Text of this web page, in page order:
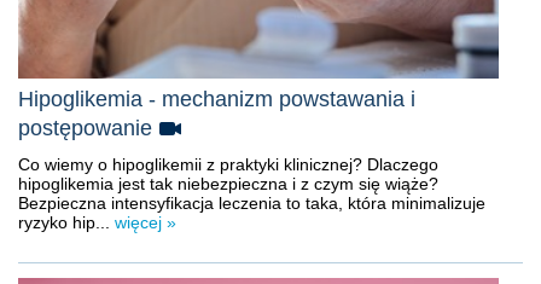
Hipoglikemia - mechanizm powstawania i
postępowanie
Co wiemy o hipoglikemii z praktyki klinicznej? Dlaczego
hipoglikemia jest tak niebezpieczna i z czym się wiąże?
Bezpieczna intensyfikacja leczenia to taka, która minimalizuje
ryzyko hip...
więcej »